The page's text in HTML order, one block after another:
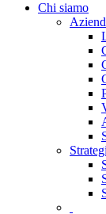
Chi siamo